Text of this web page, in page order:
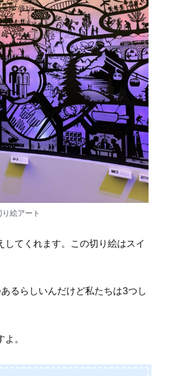
絵アート
てくれます。この切り絵はスイ
るらしいんだけど私たちは3つし
。